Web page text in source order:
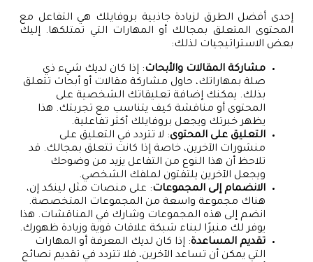
إحدى أفضل الطرق لزيادة جاذبية بروفايلك هي التفاعل مع
المحتوى المتعلق بمجالك أو المهارات التي تمتلكها. إليك
بعض الاستراتيجيات لذلك:
مشاركة المقالات والأبحاث: إذا كان لديك شيء ذي
صلة بمهاراتك، حاول مشاركة مقالات أو أبحاث تتعلق
بذلك. يمكنك إضافة تعليقاتك الشخصية على
المحتوى أو مناقشة كيف يتناسب مع تجربتك. هذا
يظهر خبرتك ويجعل بروفايلك أكثر تفاعلية.
التعليق على المحتوى: لا تتردد في التعليق على
منشورات الآخرين، خاصة إذا كانت تتعلق بمجالك. قد
تلاحظ أن هذا النوع من التفاعل يزيد من وضوحك
ويجعل الآخرين يلتفتون لملفك الشخصي.
الانضمام إلى المجموعات: على منصات مثل لينكد إن،
هناك مجموعة واسعة من المجموعات المتخصصة.
انضم إلى هذه المجموعات وشارك في المناقشات. هذا
يوفر لك منبرًا لبناء شبكة علاقات قوية وزيادة ظهورك.
تقديم المساعدة: إذا كان لديك المعرفة أو المهارات
التي يمكن أن تساعد الآخرين، فلا تتردد في تقديم نصائح